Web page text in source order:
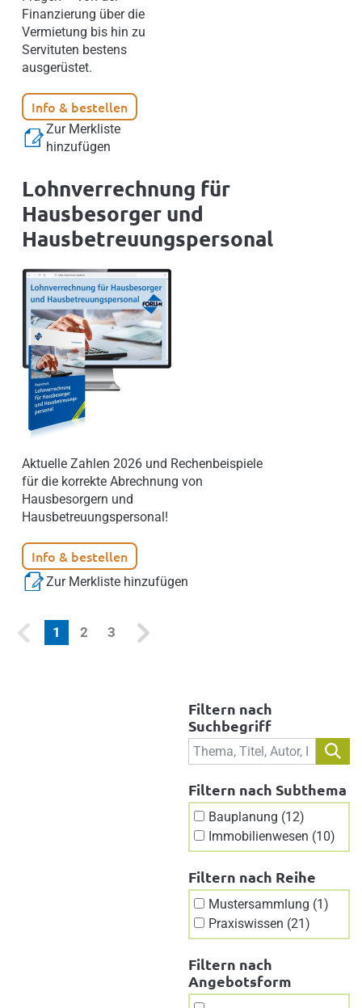
Finanzierung über die
Vermietung bis hin zu
Servituten bestens
ausgerüstet.
Info & bestellen
Zur Merkliste
hinzufügen
Lohnverrechnung für
Hausbesorger und
Hausbetreuungspersonal
Aktuelle Zahlen 2026 und Rechenbeispiele
für die korrekte Abrechnung von
Hausbesorgern und
Hausbetreuungspersonal!
Info & bestellen
Zur Merkliste hinzufügen
1 (current)
2 3
Filtern nach
Suchbegriff
Filtern nach Subthema
Bauplanung (12)
Immobilienwesen (10)
Filtern nach Reihe
Mustersammlung (1)
Praxiswissen (21)
Filtern nach
Angebotsform